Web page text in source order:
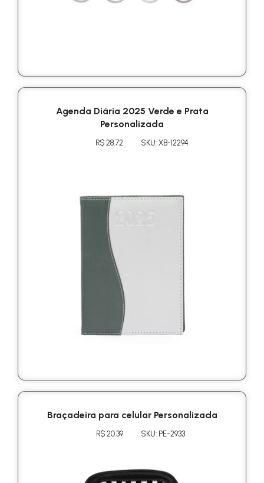
Agenda Diária 2025 Verde e Prata
Personalizada
R$ 28.72 SKU: XB-12294
Braçadeira para celular Personalizada
R$ 20.39 SKU: PE-2933